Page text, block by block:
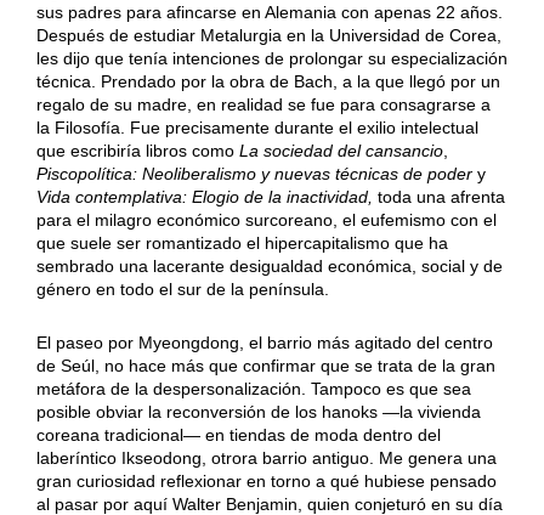
sus padres para afincarse en Alemania con apenas 22 años.
Después de estudiar Metalurgia en la Universidad de Corea,
les dijo que tenía intenciones de prolongar su especialización
técnica. Prendado por la obra de Bach, a la que llegó por un
regalo de su madre, en realidad se fue para consagrarse a
la Filosofía. Fue precisamente durante el exilio intelectual
que escribiría libros como La sociedad del cansancio,
Piscopolítica: Neoliberalismo y nuevas técnicas de poder y
Vida contemplativa: Elogio de la inactividad, toda una afrenta
para el milagro económico surcoreano, el eufemismo con el
que suele ser romantizado el hipercapitalismo que ha
sembrado una lacerante desigualdad económica, social y de
género en todo el sur de la península.
El paseo por Myeongdong, el barrio más agitado del centro
de Seúl, no hace más que confirmar que se trata de la gran
metáfora de la despersonalización. Tampoco es que sea
posible obviar la reconversión de los hanoks —la vivienda
coreana tradicional— en tiendas de moda dentro del
laberíntico Ikseodong, otrora barrio antiguo. Me genera una
gran curiosidad reflexionar en torno a qué hubiese pensado
al pasar por aquí Walter Benjamin, quien conjeturó en su día